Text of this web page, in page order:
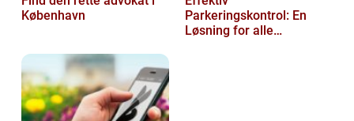
København
Parkeringskontrol: En
Løsning for alle